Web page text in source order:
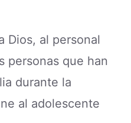
Dios, al personal
personas que han
durante la
al adolescente